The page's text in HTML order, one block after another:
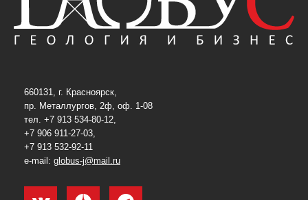
660131, г. Красноярск,
пр. Металлургов, 2ф, оф. 1-08
тел. +7 913 534-80-12,
+7 906 911-27-03,
+7 913 532-92-11
e-mail: globus-j@mail.ru